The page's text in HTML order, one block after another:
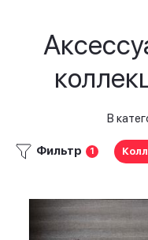
В
Фильтр 1